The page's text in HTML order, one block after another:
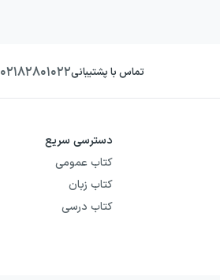
تماس با پشتیبانی۰۲۱۸۲۸۰۱۰۲۲
دسترسی سریع
کتاب عمومی
کتاب زبان
کتاب درسی